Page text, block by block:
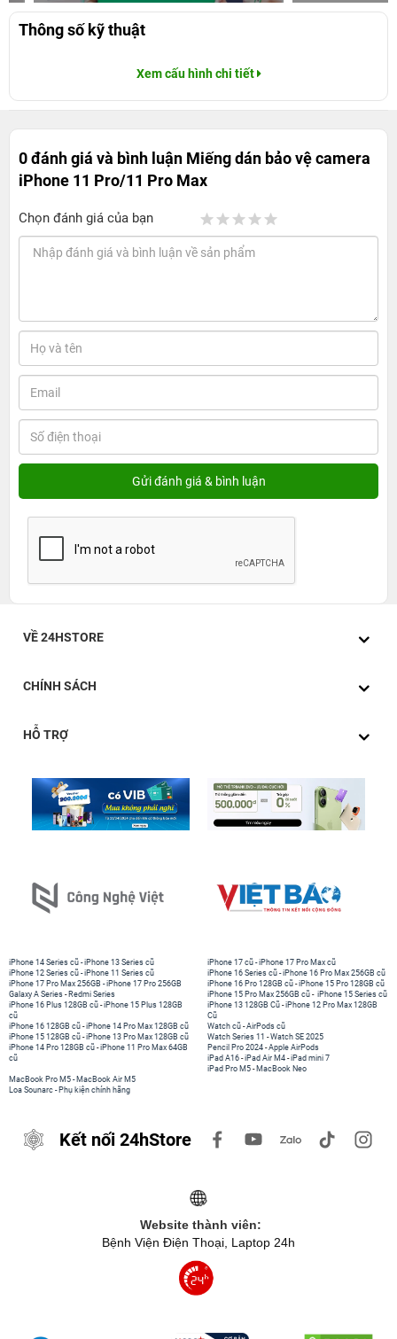
Thông số kỹ thuật
Xem cấu hình chi tiết
0 đánh giá và bình luận Miếng dán bảo vệ camera
iPhone 11 Pro/11 Pro Max
Chọn đánh giá của bạn
VỀ 24HSTORE
CHÍNH SÁCH
HỖ TRỢ
iPhone 14 Series cũ -iPhone 13 Series cũ
iPhone 12 Series cũ -iPhone 11 Series cũ
iPhone 17 Pro Max 256GB -iPhone 17 Pro 256GB
Galaxy A Series - Redmi Series
iPhone 17 cũ -iPhone 17 Pro Max cũ
iPhone 16 Series cũ - iPhone 16 Pro Max 256GB cũ
iPhone 16 Pro 128GB cũ -iPhone 15 Pro 128GB cũ
iPhone 15 Pro Max 256GB cũ - iPhone 15 Series cũ
iPhone 16 Plus 128GB cũ -iPhone 15 Plus 128GB
cũ
iPhone 16 128GB cũ -iPhone 14 Pro Max 128GB cũ
iPhone 15 128GB cũ -iPhone 13 Pro Max 128GB cũ
iPhone 14 Pro 128GB cũ -iPhone 11 Pro Max 64GB
cũ
iPhone 13 128GB Cũ -iPhone 12 Pro Max 128GB
Cũ
Watch cũ -AirPods cũ
Watch Series 11 -Watch SE 2025
Pencil Pro 2024 -Apple AirPods
iPad A16 -iPad Air M4 -iPad mini 7
iPad Pro M5 - MacBook Neo
MacBook Pro M5 - MacBook Air M5
Loa Sounarc - Phụ kiện chính hãng
Kết nối 24hStore
Website thành viên:
Bệnh Viện Điện Thoại, Laptop 24h